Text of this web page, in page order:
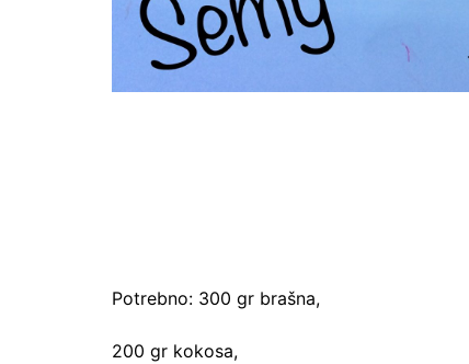
Potrebno: 300 gr brašna,
200 gr kokosa,